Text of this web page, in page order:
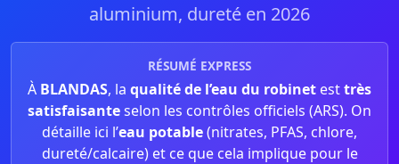
aluminium, dureté en 2026
RÉSUMÉ EXPRESS
À BLANDAS, la qualité de l’eau du robinet esttrès
satisfaisanteselon les contrôles officiels (ARS). On
détaille ici l’eau potable(nitrates, PFAS, chlore,
dureté/calcaire) et ce que cela implique pour le